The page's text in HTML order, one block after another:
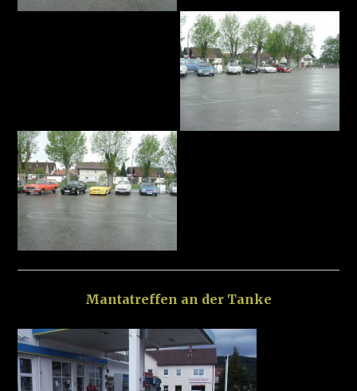
Mantatreffen an der Tanke